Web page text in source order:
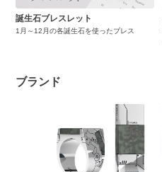
誕生石ブレスレット
1月～12月の各誕生石を使ったブレス
ブランド